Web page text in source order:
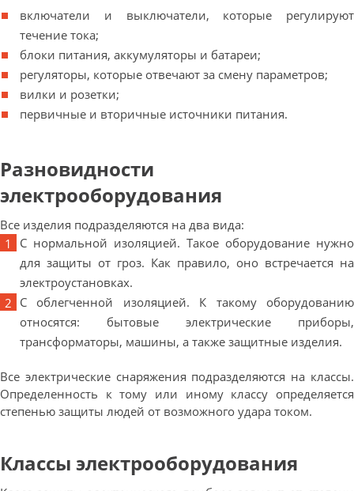
включатели и выключатели, которые регулируют
течение тока;
блоки питания, аккумуляторы и батареи;
регуляторы, которые отвечают за смену параметров;
вилки и розетки;
первичные и вторичные источники питания.
Разновидности
электрооборудования
Все изделия подразделяются на два вида:
С нормальной изоляцией. Такое оборудование нужно
для защиты от гроз. Как правило, оно встречается на
электроустановках.
С облегченной изоляцией. К такому оборудованию
относятся: бытовые электрические приборы,
трансформаторы, машины, а также защитные изделия.
Все электрические снаряжения подразделяются на классы.
Определенность к тому или иному классу определяется
степенью защиты людей от возможного удара током.
Классы электрооборудования